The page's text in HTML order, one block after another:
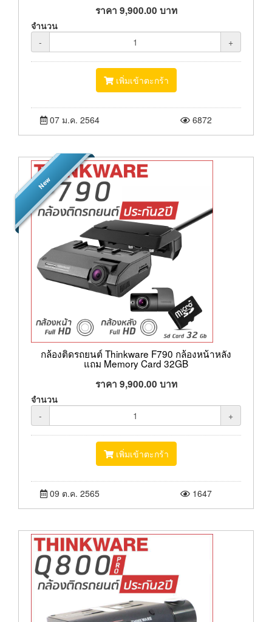
ราคา 9,900.00 บาท
จำนวน
-
+
เพิ่มเข้าตะกร้า
07 ม.ค. 2564 6872
New
กล้องติดรถยนต์ Thinkware F790 กล้องหน้าหลัง
แถม Memory Card 32GB
ราคา 9,900.00 บาท
จำนวน
-
+
เพิ่มเข้าตะกร้า
09 ต.ค. 2565 1647